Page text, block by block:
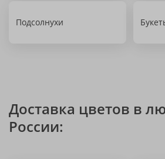
Подсолнухи
Доставка цветов в
России: